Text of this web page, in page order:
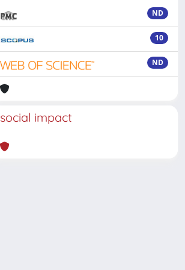
ND
10
ND
social impact